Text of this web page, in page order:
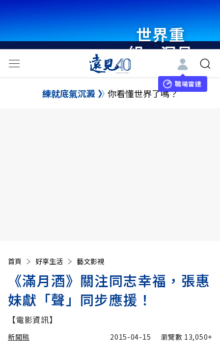
世界重
組・洞見
未來 與
世界領袖
職場雷達
練就底氣沉澱 你看懂世界了嗎？
首頁 好享生活 藝文影視
《滿月酒》關注同志幸福，張惠
妹獻「聲」同步應援！
【電影資訊】
新聞稿 2015-04-15 瀏覽數 13,050+